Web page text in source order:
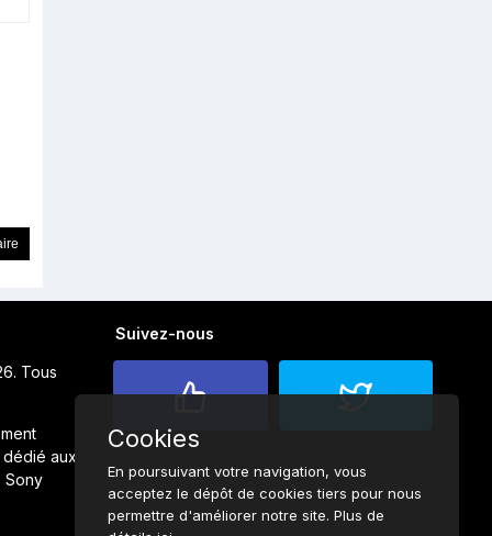
Tous
dédié aux
Sony
Suivez-nous
Cookies
En poursuivant votre navigation, vous
acceptez le dépôt de cookies tiers pour nous
permettre d'améliorer notre site. Plus de